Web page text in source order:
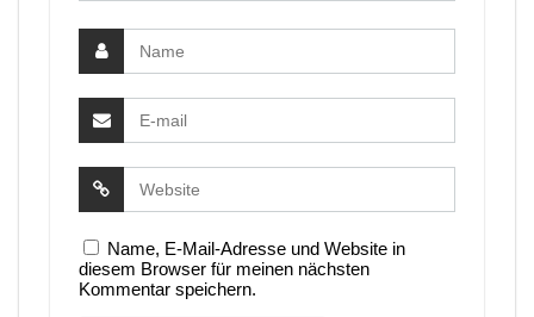
Name, E-Mail-Adresse und Website in
diesem Browser für meinen nächsten
Kommentar speichern.